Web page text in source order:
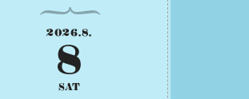
2026.8.
8
SAT